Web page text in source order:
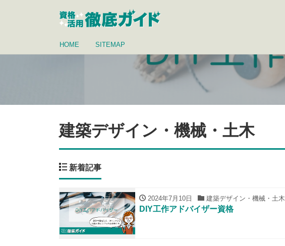
HOME SITEMAP
建築デザイン・機械・土木
新着記事
2024年7月10日 建築デザイン・機械・土木
DIY工作アドバイザー資格